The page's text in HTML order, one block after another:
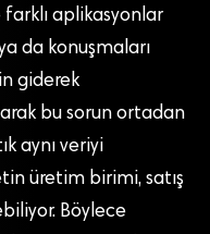
aplikasyonlar
da konuşmaları
giderek
bu sorun ortadan
aynı veriyi
üretim birimi, satış
Böylece